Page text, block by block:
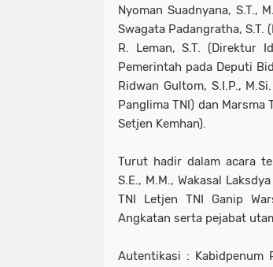
Nyoman Suadnyana, S.T.,
Swagata Padangratha, S.T.
R. Leman, S.T. (Direktur
Pemerintah pada Deputi
Ridwan Gultom, S.I.P.,
Panglima TNI) dan Marsma
Setjen Kemhan).
Turut hadir dalam acara
S.E., M.M., Wakasal
TNI Letjen TNI Ganip
Angkatan serta pejabat
Autentikasi : Kabidpenum